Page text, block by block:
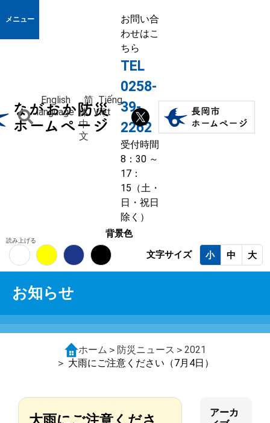
メニュー
お問い合
わせはこ
ちら
TEL
0258-
39-
2262
受付時間
8：30 ～
17：
15（土・
日・祝日
除く）
English
language
简
体
中
文
Tiếng
Việt
読み上げる
背景色
文字サイズ
小 中 大
お知らせ
ホーム ＞ 防災ニュース ＞ 2021
＞ 大雨にご注意ください（7月4日）
アーカ